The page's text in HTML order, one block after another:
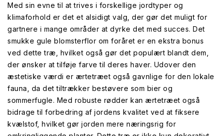
Med sin evne til at trives i forskellige jordtyper og
klimaforhold er det et alsidigt valg, der gør det muligt for
gartnere i mange områder at dyrke det med succes. Det
smukke gule blomsterflor om foråret er en ekstra bonus
ved dette træ, hvilket også gør det populært blandt dem,
der ønsker at tilføje farve til deres haver. Udover den
æstetiske værdi er ærtetræet også gavnlige for den lokale
fauna, da det tiltrækker bestøvere som bier og
sommerfugle. Med robuste rødder kan ærtetræet også
bidrage til forbedring af jordens kvalitet ved at fiksere
kvælstof, hvilket gør jorden mere næringsrig for